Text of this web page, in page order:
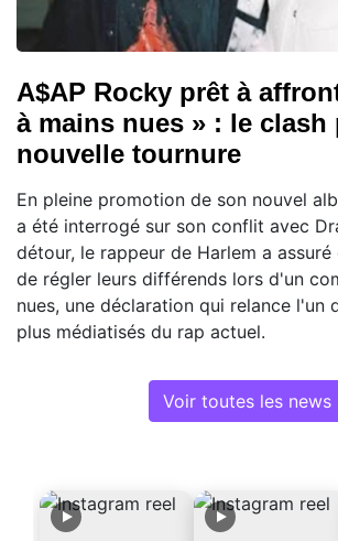
A$AP Rocky prêt à
à mains nues » : le clash
nouvelle tournure
En pleine promotion de son nouvel
a été interrogé sur son conflit avec
détour, le rappeur de Harlem a
de régler leurs différends lors d'un
nues, une déclaration qui relance l'un
plus médiatisés du rap actuel.
Voir toutes les news